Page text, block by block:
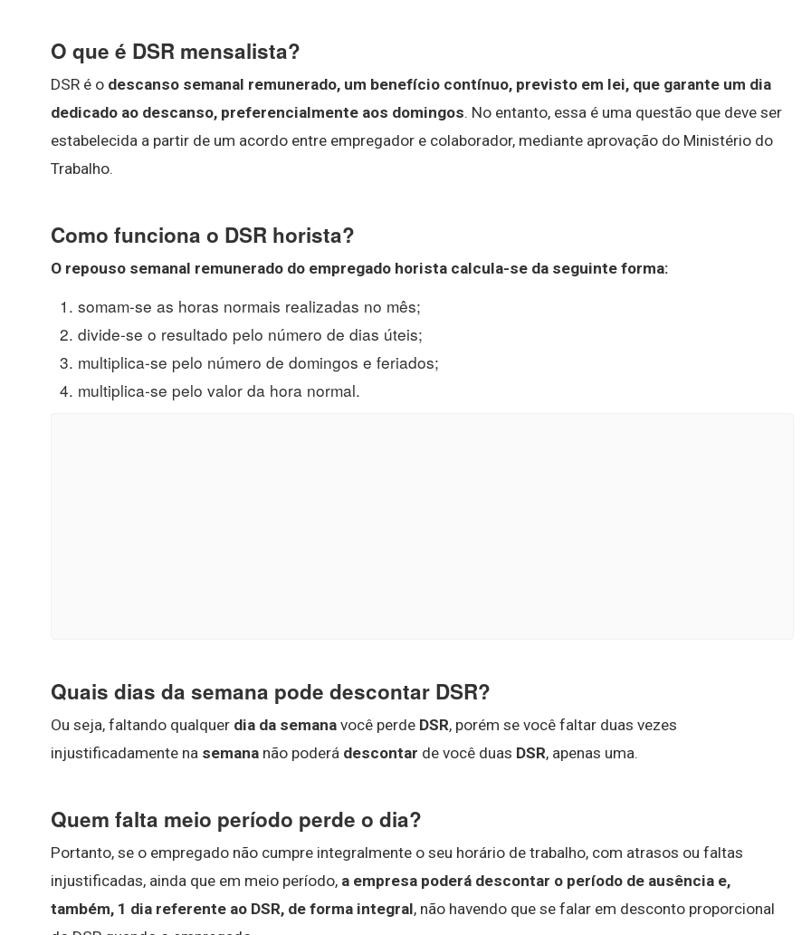
O que é DSR mensalista?
DSR é o descanso semanal remunerado, um benefício contínuo, previsto em lei, que garante um dia
dedicado ao descanso, preferencialmente aos domingos. No entanto, essa é uma questão que deve ser
estabelecida a partir de um acordo entre empregador e colaborador, mediante aprovação do Ministério do
Trabalho.
Como funciona o DSR horista?
O repouso semanal remunerado do empregado horista calcula-se da seguinte forma:
somam-se as horas normais realizadas no mês;
divide-se o resultado pelo número de dias úteis;
multiplica-se pelo número de domingos e feriados;
multiplica-se pelo valor da hora normal.
Quais dias da semana pode descontar DSR?
Ou seja, faltando qualquer dia da semana você perde DSR, porém se você faltar duas vezes
injustificadamente na semana não poderá descontar de você duas DSR, apenas uma.
Quem falta meio período perde o dia?
Portanto, se o empregado não cumpre integralmente o seu horário de trabalho, com atrasos ou faltas
injustificadas, ainda que em meio período, a empresa poderá descontar o período de ausência e,
também, 1 dia referente ao DSR, de forma integral, não havendo que se falar em desconto proporcional